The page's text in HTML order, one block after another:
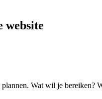
website
Wat wil je bereiken?